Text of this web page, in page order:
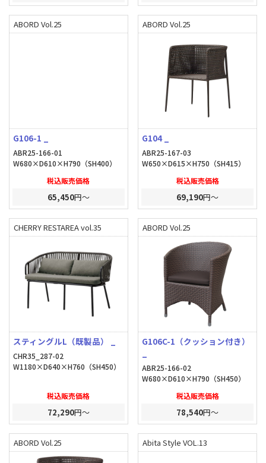
ABORD Vol.25
G106-1 _
ABR25-166-01
W680×D610×H790（SH400）
税込販売価格
65,450円～
ABORD Vol.25
G104 _
ABR25-167-03
W650×D615×H750（SH415）
税込販売価格
69,190円～
CHERRY RESTAREA vol.35
スティングルL（既製品） _
CHR35_287-02
W1180×D640×H760（SH450）
税込販売価格
72,290円～
ABORD Vol.25
G106C-1（クッション付き）
ABR25-166-02
W680×D610×H790（SH450）
税込販売価格
78,540円～
ABORD Vol.25 Abita Style VOL.13